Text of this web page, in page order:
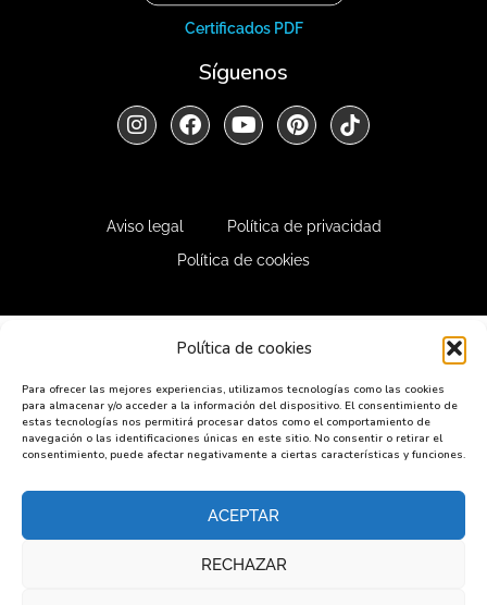
Política de cookies
Para ofrecer las mejores experiencias, utilizamos tecnologías como las cookies
para almacenar y/o acceder a la información del dispositivo. El consentimiento de
estas tecnologías nos permitirá procesar datos como el comportamiento de
navegación o las identificaciones únicas en este sitio. No consentir o retirar el
consentimiento, puede afectar negativamente a ciertas características y funciones.
ACEPTAR
RECHAZAR
Certificados PDF
Síguenos
Aviso legal
Política de privacidad
Política de cookies